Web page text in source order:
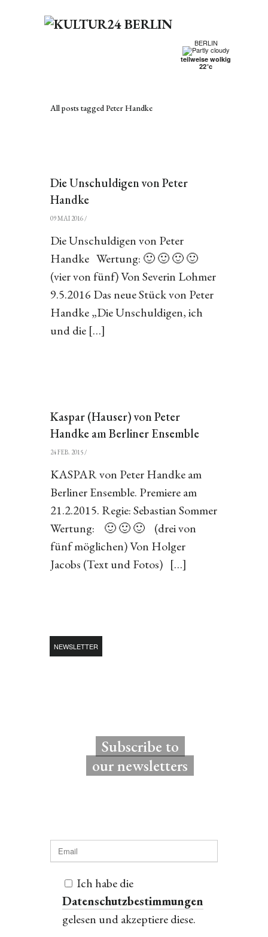
BERLIN
teilweise wolkig
22°c
All posts tagged Peter Handke
Die Unschuldigen von Peter
Handke
09 MAI 2016/
Die Unschuldigen von Peter
Handke Wertung: 🙂 🙂 🙂 🙂
(vier von fünf) Von Severin Lohmer
9.5.2016 Das neue Stück von Peter
Handke „Die Unschuldigen, ich
und die […]
Kaspar (Hauser) von Peter
Handke am Berliner Ensemble
24 FEB. 2015/
KASPAR von Peter Handke am
Berliner Ensemble. Premiere am
21.2.2015. Regie: Sebastian Sommer
Wertung: 🙂 🙂 🙂 (drei von
fünf möglichen) Von Holger
Jacobs (Text und Fotos) […]
NEWSLETTER
Subscribe to
our newsletters
Ich habe die
Datenschutzbestimmungen
gelesen und akzeptiere diese.